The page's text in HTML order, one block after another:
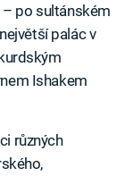
– po sultánském
palác v
Ishakem
různých